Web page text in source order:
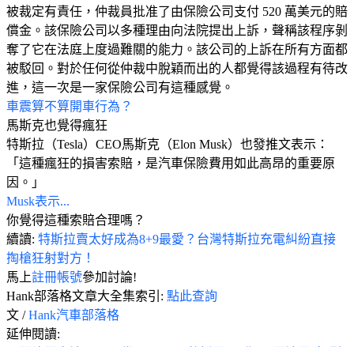
被裁定有責任，仲裁員批准了由保險公司支付 520 萬美元的賠
償金。該保險公司以多種理由向法院提出上訴，聲稱該程序剝
奪了它在法庭上度過難關的能力。該公司的上訴在所有方面都
被駁回。對於任何從仲裁中脫穎而出的人都覺得該過程有待改
進，這一次是一家保險公司有這種感覺。
車震算不算開車行為？
馬斯克也覺得瘋狂
特斯拉（Tesla）CEO馬斯克（Elon Musk）也發推文表示：
「這種瘋狂的損害索賠，是汽車保險費用如此高昂的重要原
因。」
Musk表示...
你覺得這種索賠合理嗎？
續讀: 特斯拉賣太好成為8+9最愛？台灣特斯拉充電糾紛直接
掏槍狂射對方！
馬上註冊帳號參加討論!
Hank部落格文章大全集索引: 點此查詢
文 /Hank汽車部落格
延伸閱讀: